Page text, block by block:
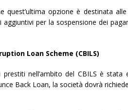
quest’ultima opzione è destinata
per la sospensione dei
Loan Scheme (CBILS)
nell’ambito del CBILS è
Back Loan, la società dovrà